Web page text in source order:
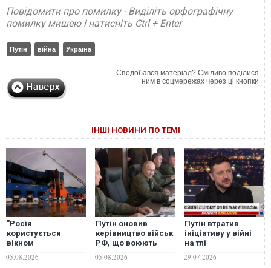
Повідомити про помилку - Виділіть орфографічну
помилку мишею і натисніть Ctrl + Enter
Путін війна Україна
Сподобався матеріал? Сміливо поділися
ним в соцмережах через ці кнопки
ІНШІ НОВИНИ ПО ТЕМІ
"Росія
користується
вікном
можливостей", -
Майкл Кларк
05.08.2026
Путін оновив
керівництво військ
РФ, що воюють
проти України
05.08.2026
Путін втратив
ініціативу у війні
на тлі
технологічних змін
в Україні –
29.07.2026